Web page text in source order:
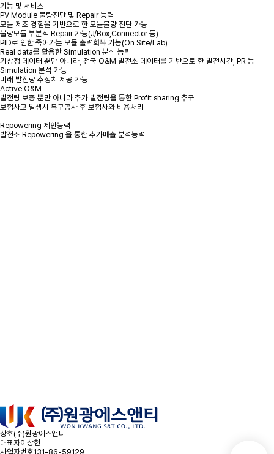
기능 및 서비스
PV Module 불량진단 및 Repair 능력
모듈 제조 경험을 기반으로 한 모듈불량 진단 가능
불량모듈 부분적 Repair 가능(J/Box,Connector 등)
PID로 인한 죽어가는 모듈 출력회복 가능(On Site/Lab)
Real data를 활용한 Simulation 분석 능력
기상청 데이터 뿐만 아니라, 전국 O&M 발전소 데이터를 기반으로 한 발전시간, PR 등
Simulation 분석 가능
미래 발전량 추정치 제공 가능
Active O&M
발전량 보증 뿐만 아니라 추가 발전량을 통한 Profit sharing 추구
보험사고 발생시 복구공사 후 보험사와 비용처리
Repowering 제안능력
발전소 Repowering 을 통한 추가매출 분석능력
상호(주)원광에스앤티
대표자이상헌
사업자번호131-86-59129